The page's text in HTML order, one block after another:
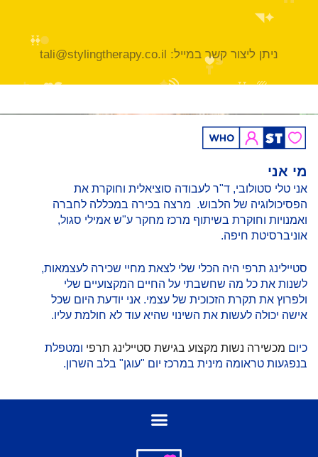
ניתן ליצור קשר במייל: tali@stylingtherapy.co.il
מי אני
אני טלי סטולובי, ד"ר לעבודה סוציאלית וחוקרת את
הפסיכולוגיה של הלבוש. מרצה בכירה במכללה לחברה
ואמנויות וחוקרת בשיתוף מרכז מחקר ע"ש אמילי סגול,
אוניברסיטת חיפה.
סטיילינג תרפי היה הכלי שלי לצאת מחיי שכירה לעצמאות,
לשנות את כל מה שחשבתי על החיים המקצועיים שלי
ולפרוץ את תקרת הזכוכית של עצמי. אני יודעת היום שכל
אישה יכולה לעשות את השינוי שהיא עוד לא חולמת עליו.
כיום מכשירה נשות מקצוע בגישת סטיילינג תרפי ומטפלת
בנפגעות טראומה מינית במרכז יום "עוגן" בלב השרון.